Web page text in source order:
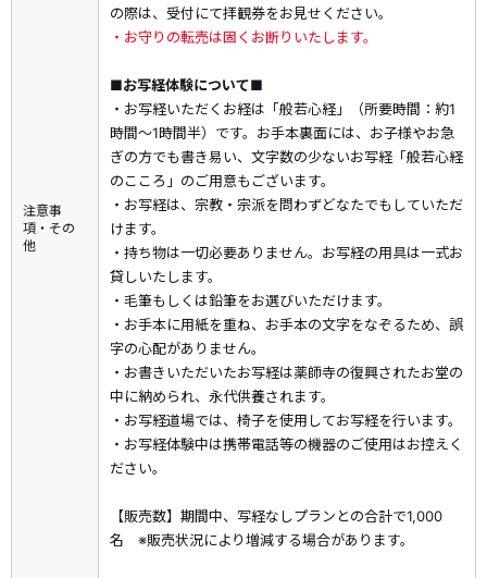
注意事
項・その
他
の際は、受付にて拝観券をお見せください。
・お守りの転売は固くお断りいたします。
■お写経体験について■
・お写経いただくお経は「般若心経」（所要時間：約1
時間〜1時間半）です。お手本裏面には、お子様やお急
ぎの方でも書き易い、文字数の少ないお写経「般若心経
のこころ」のご用意もございます。
・お写経は、宗教・宗派を問わずどなたでもしていただ
けます。
・持ち物は一切必要ありません。お写経の用具は一式お
貸しいたします。
・毛筆もしくは鉛筆をお選びいただけます。
・お手本に用紙を重ね、お手本の文字をなぞるため、誤
字の心配がありません。
・お書きいただいたお写経は薬師寺の復興されたお堂の
中に納められ、永代供養されます。
・お写経道場では、椅子を使用してお写経を行います。
・お写経体験中は携帯電話等の機器のご使用はお控えく
ださい。
【販売数】期間中、写経なしプランとの合計で1,000
名 ※販売状況により増減する場合があります。